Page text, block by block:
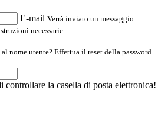
E-mail Verrà inviato un messaggio
necessarie.
nome utente? Effettua il reset della password
controllare la casella di posta elettronica!